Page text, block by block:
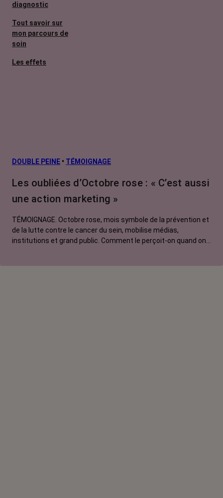
diagnostic
Tout savoir sur
mon parcours de
soin
Les effets
L’après cancer
Traitements
contre le cancer
DOUBLE PEINE • TÉMOIGNAGE
Les oubliées d’Octobre rose : « C’est aussi
une action marketing »
TÉMOIGNAGE. Octobre rose, mois symbole de la prévention et
de la lutte contre le cancer du sein, mobilise médias,
institutions et grand public. Comment le perçoit-on quand on